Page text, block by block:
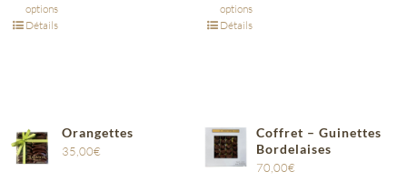
options
Détails
options
Détails
Orangettes
35,00€
Coffret – Guinettes
Bordelaises
70,00€